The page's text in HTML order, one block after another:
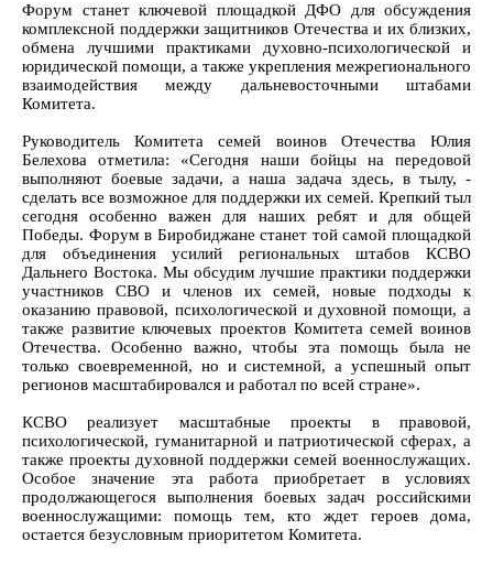
Форум станет ключевой площадкой ДФО для обсуждения
комплексной поддержки защитников Отечества и их близких,
обмена лучшими практиками духовно-психологической и
юридической помощи, а также укрепления межрегионального
взаимодействия между дальневосточными штабами
Комитета.
Руководитель Комитета семей воинов Отечества Юлия
Белехова отметила: «Сегодня наши бойцы на передовой
выполняют боевые задачи, а наша задача здесь, в тылу, -
сделать все возможное для поддержки их семей. Крепкий тыл
сегодня особенно важен для наших ребят и для общей
Победы. Форум в Биробиджане станет той самой площадкой
для объединения усилий региональных штабов КСВО
Дальнего Востока. Мы обсудим лучшие практики поддержки
участников СВО и членов их семей, новые подходы к
оказанию правовой, психологической и духовной помощи, а
также развитие ключевых проектов Комитета семей воинов
Отечества. Особенно важно, чтобы эта помощь была не
только своевременной, но и системной, а успешный опыт
регионов масштабировался и работал по всей стране».
КСВО реализует масштабные проекты в правовой,
психологической, гуманитарной и патриотической сферах, а
также проекты духовной поддержки семей военнослужащих.
Особое значение эта работа приобретает в условиях
продолжающегося выполнения боевых задач российскими
военнослужащими: помощь тем, кто ждет героев дома,
остается безусловным приоритетом Комитета.